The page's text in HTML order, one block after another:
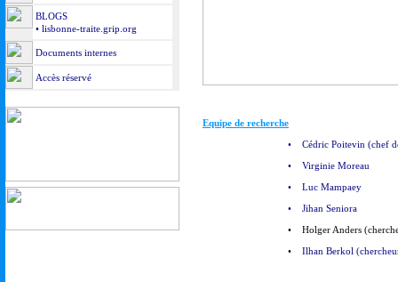
BLOGS
• lisbonne-traite.grip.org
Documents internes
Accès réservé
Equipe de recherche
•
Cédric Poitevin (chef
•
Virginie Moreau
•
Luc Mampaey
•
Jihan Seniora
•
Holger Anders
•
Ilhan Berkol